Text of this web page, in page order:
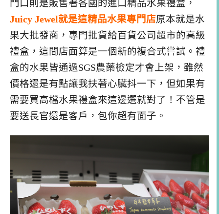
門口則是販售著各國的進口精品水果禮盒，
Juicy Jewel就是這精品水果專門店原本就是水
果大批發商，專門批貨給百貨公司超市的高級
禮盒，這間店面算是一個新的複合式嘗試。禮
盒的水果皆通過SGS農藥檢定才會上架，雖然
價格還是有點讓我扶著心臟抖一下，但如果有
需要買高檔水果禮盒來這邊選就對了！不管是
要送長官還是客戶，包你超有面子。